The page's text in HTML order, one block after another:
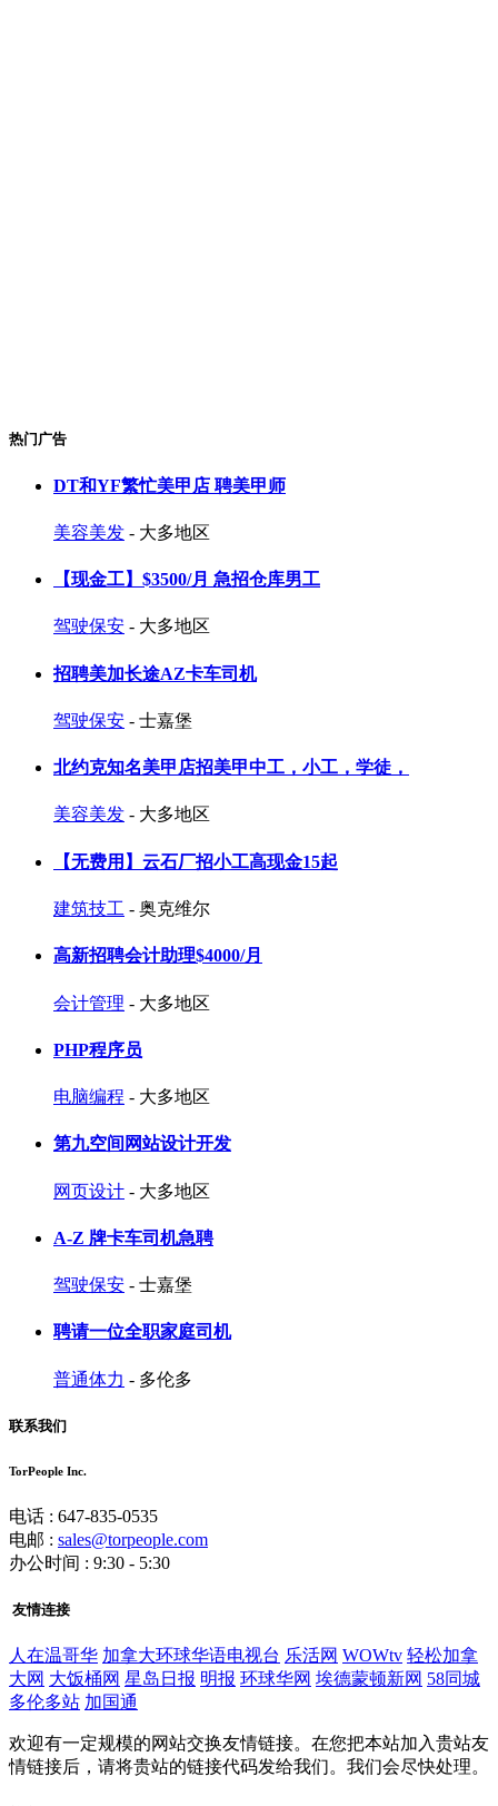
热门广告
DT和YF繁忙美甲店 聘美甲师
美容美发 - 大多地区
【现金工】$3500/月 急招仓库男工
驾驶保安 - 大多地区
招聘美加长途AZ卡车司机
驾驶保安 - 士嘉堡
北约克知名美甲店招美甲中工，小工，学徒，
美容美发 - 大多地区
【无费用】云石厂招小工高现金15起
建筑技工 - 奥克维尔
高新招聘会计助理$4000/月
会计管理 - 大多地区
PHP程序员
电脑编程 - 大多地区
第九空间网站设计开发
网页设计 - 大多地区
A-Z 牌卡车司机急聘
驾驶保安 - 士嘉堡
聘请一位全职家庭司机
普通体力 - 多伦多
联系我们
TorPeople Inc.
电话 : 647-835-0535
电邮 : sales@torpeople.com
办公时间 : 9:30 - 5:30
友情连接
人在温哥华 加拿大环球华语电视台 乐活网 WOWtv 轻松加拿
大网 大饭桶网 星岛日报 明报 环球华网 埃德蒙顿新网 58同城
多伦多站 加国通
欢迎有一定规模的网站交换友情链接。在您把本站加入贵站友
情链接后，请将贵站的链接代码发给我们。我们会尽快处理。